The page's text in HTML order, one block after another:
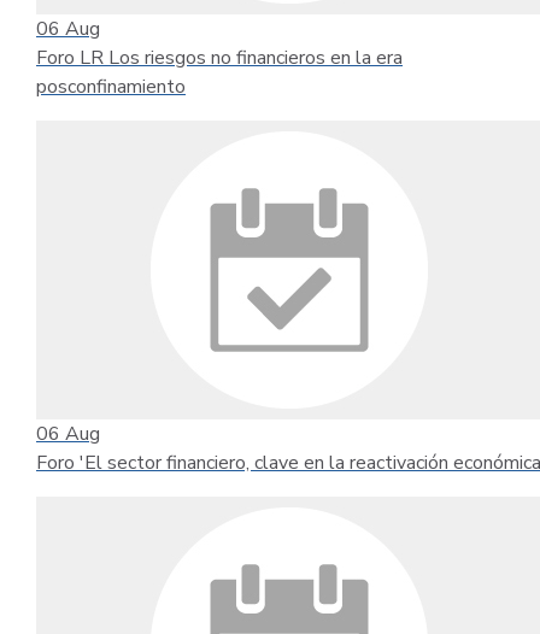
06 Aug
Foro LR Los riesgos no financieros en la era
posconfinamiento
06 Aug
Foro 'El sector financiero, clave en la reactivación